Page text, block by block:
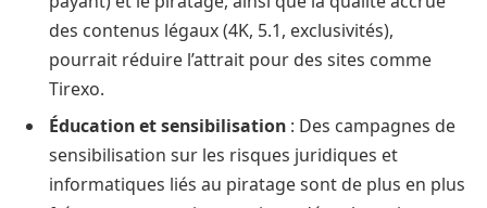
des contenus légaux (4K, 5.1, exclusivités),
pourrait réduire l’attrait pour des sites comme
Tirexo.
Éducation et sensibilisation : Des campagnes de
sensibilisation sur les risques juridiques et
informatiques liés au piratage sont de plus en plus